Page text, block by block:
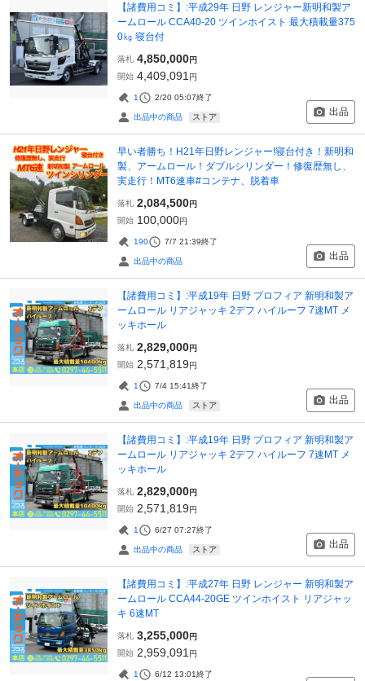
【諸費用コミ】:平成29年 日野 レンジャー新明和製ア
ームロール CCA40-20 ツインホイスト 最大積載量375
0㎏ 寝台付
落札 4,850,000円
開始 4,409,091 円
1 2/20 05:07終了
出品中の商品 ストア 出品
早い者勝ち！H21年日野レンジャー!寝台付き！新明和
製、アームロール！ダブルシリンダー！修復歴無し、
実走行！MT6速車#コンテナ、脱着車
落札 2,084,500円
開始 100,000円
190 7/7 21:39終了
出品中の商品 出品
【諸費用コミ】:平成19年 日野 プロフィア 新明和製ア
ームロール リアジャッキ 2デフ ハイルーフ 7速MT メ
ッキホール
落札 2,829,000円
開始 2,571,819円
1 7/4 15:41終了
出品中の商品 ストア 出品
【諸費用コミ】:平成19年 日野 プロフィア 新明和製ア
ームロール リアジャッキ 2デフ ハイルーフ 7速MT メ
ッキホール
落札 2,829,000円
開始 2,571,819円
1 6/27 07:27終了
出品中の商品 ストア 出品
【諸費用コミ】:平成27年 日野 レンジャー 新明和製ア
ームロール CCA44-20GE ツインホイスト リアジャッ
キ 6速MT
落札 3,255,000円
開始 2,959,091 円
1 6/12 13:01終了